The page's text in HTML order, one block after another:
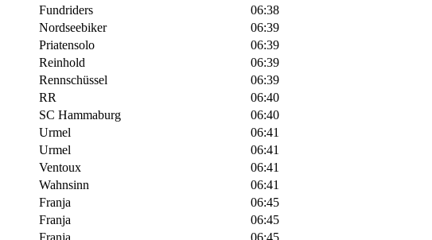
Fundriders
06:38
Nordseebiker
06:39
Priatensolo
06:39
Reinhold
06:39
Rennschüssel
06:39
RR
06:40
SC Hammaburg
06:40
Urmel
06:41
Urmel
06:41
Ventoux
06:41
Wahnsinn
06:41
Franja
06:45
Franja
06:45
Franja
06:45